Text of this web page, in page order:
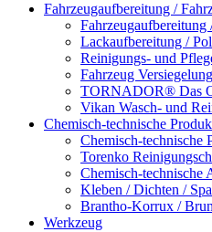
Fahrzeugaufbereitung /
Fahrzeugaufbereitung
Lackaufbereitung /
Reinigungs- und
Fahrzeug Versiegelung
TORNADOR® Das
Vikan Wasch- und
Chemisch-technische
Chemisch-technische
Torenko
Chemisch-technische
Kleben / Dichten /
Brantho-Korrux /
Werkzeug